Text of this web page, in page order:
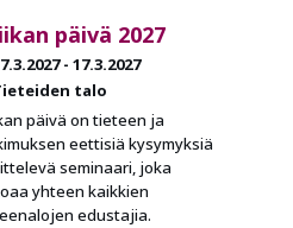
päivä 2027
- 17.3.2027
talo
päivä on tieteen ja
eettisiä kysymyksiä
seminaari, joka
yhteen kaikkien
edustajia.